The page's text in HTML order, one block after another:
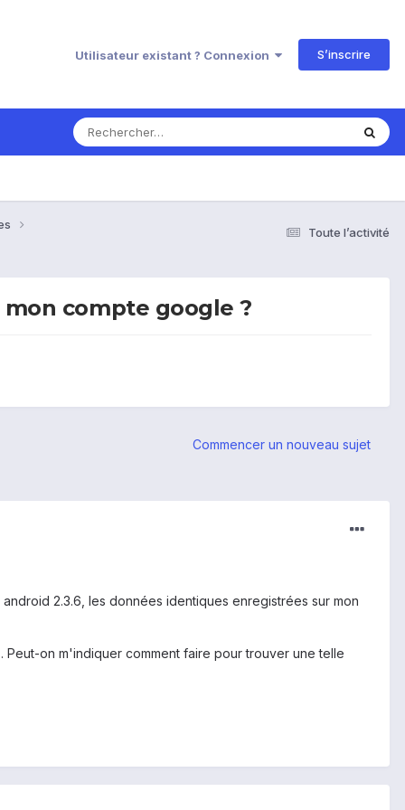
Utilisateur existant ? Connexion S’inscrire
Toute l’activité
compte google ?
Commencer un nouveau sujet
2.3.6, les données identiques enregistrées sur mon
on m'indiquer comment faire pour trouver une telle